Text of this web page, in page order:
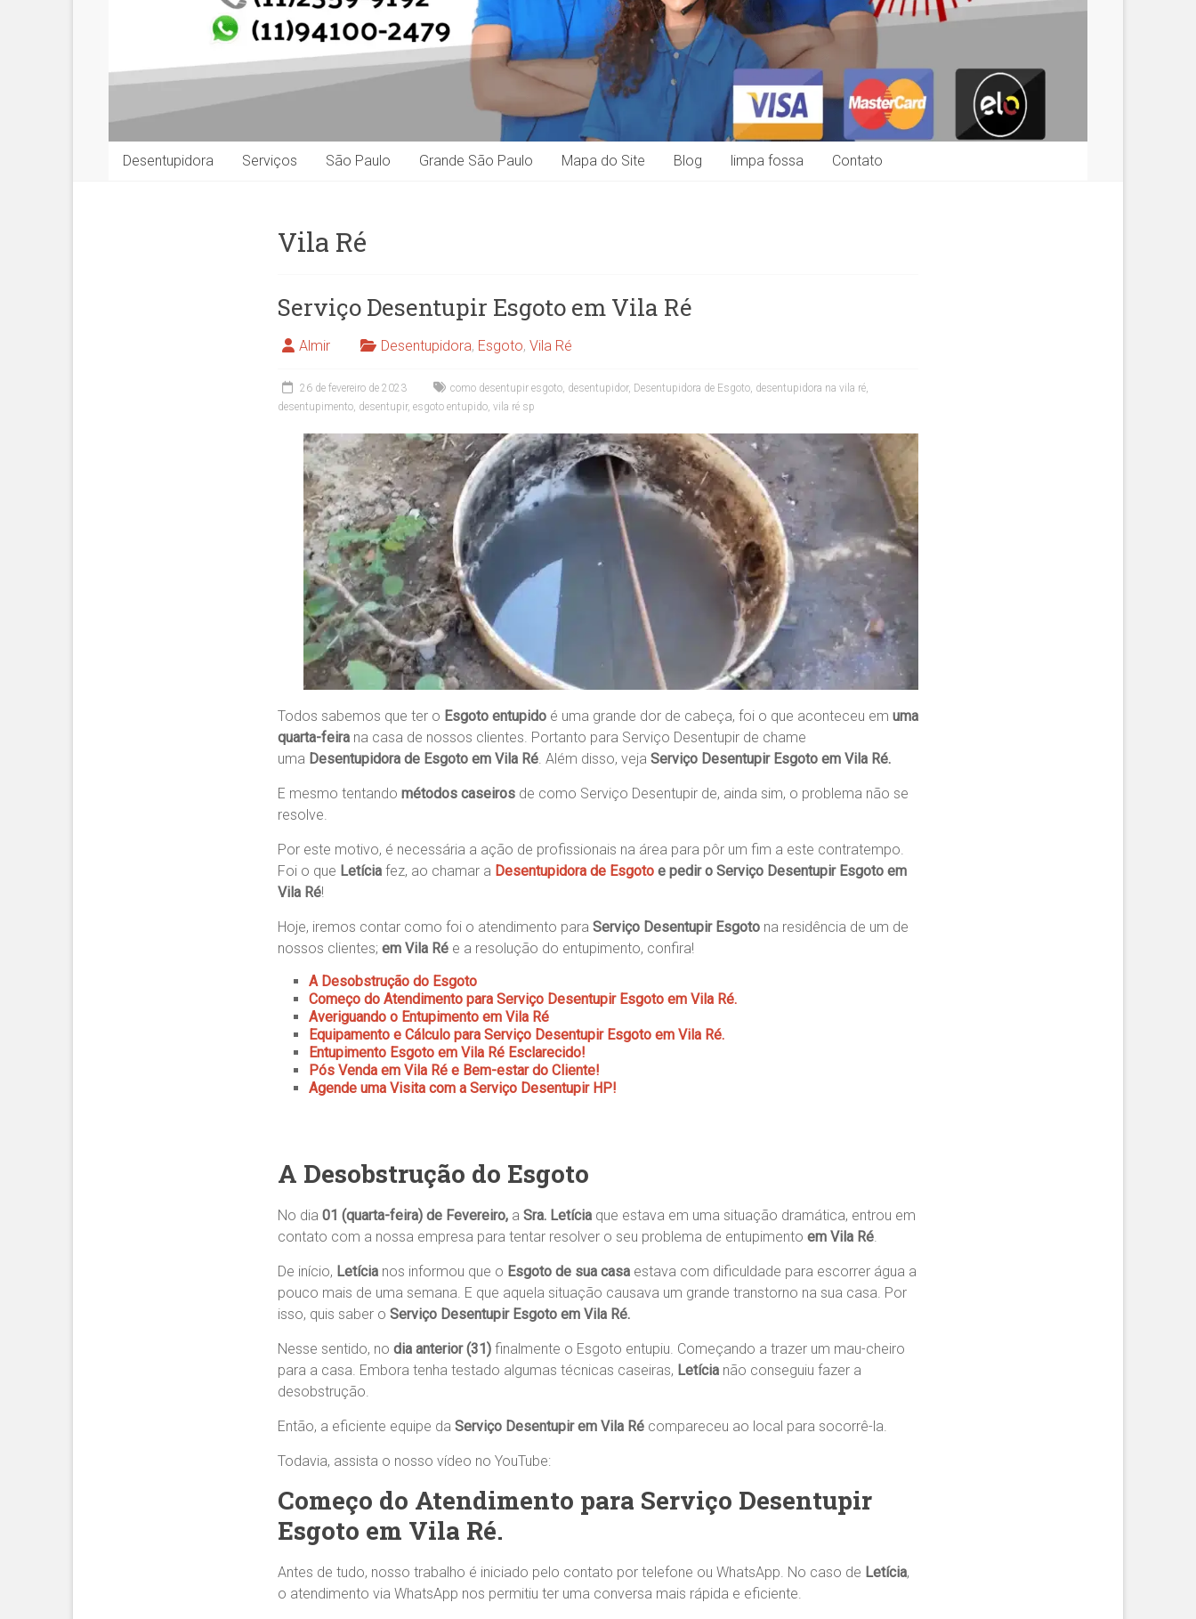
Desentupidora Serviços São Paulo Grande São Paulo Mapa do Site Blog limpa fossa Contato
Vila Ré
Serviço Desentupir Esgoto em Vila Ré
Almir Desentupidora, Esgoto, Vila Ré
26 de fevereiro de 2023 como desentupir esgoto, desentupidor, Desentupidora de Esgoto, desentupidora na vila ré,
desentupimento, desentupir, esgoto entupido, vila ré sp
Todos sabemos que ter o Esgoto entupido é uma grande dor de cabeça, foi o que aconteceu em uma
quarta-feira na casa de nossos clientes. Portanto para Serviço Desentupir de chame
uma Desentupidora de Esgoto em Vila Ré. Além disso, veja Serviço Desentupir Esgoto em Vila Ré.
E mesmo tentando métodos caseiros de como Serviço Desentupir de, ainda sim, o problema não se
resolve.
Por este motivo, é necessária a ação de profissionais na área para pôr um fim a este contratempo.
Foi o que Letícia fez, ao chamar a Desentupidora de Esgoto e pedir o Serviço Desentupir Esgoto em
Vila Ré!
Hoje, iremos contar como foi o atendimento para Serviço Desentupir Esgoto na residência de um de
nossos clientes; em Vila Ré e a resolução do entupimento, confira!
A Desobstrução do Esgoto
Começo do Atendimento para Serviço Desentupir Esgoto em Vila Ré.
Averiguando o Entupimento em Vila Ré
Equipamento e Cálculo para Serviço Desentupir Esgoto em Vila Ré.
Entupimento Esgoto em Vila Ré Esclarecido!
Pós Venda em Vila Ré e Bem-estar do Cliente!
Agende uma Visita com a Serviço Desentupir HP!
A Desobstrução do Esgoto
No dia 01 (quarta-feira) de Fevereiro, a Sra. Letícia que estava em uma situação dramática, entrou em
contato com a nossa empresa para tentar resolver o seu problema de entupimento em Vila Ré.
De início, Letícia nos informou que o Esgoto de sua casa estava com dificuldade para escorrer água a
pouco mais de uma semana. E que aquela situação causava um grande transtorno na sua casa. Por
isso, quis saber o Serviço Desentupir Esgoto em Vila Ré.
Nesse sentido, no dia anterior (31) finalmente o Esgoto entupiu. Começando a trazer um mau-cheiro
para a casa. Embora tenha testado algumas técnicas caseiras, Letícia não conseguiu fazer a
desobstrução.
Então, a eficiente equipe da Serviço Desentupir em Vila Ré compareceu ao local para socorrê-la.
Todavia, assista o nosso vídeo no YouTube:
Começo do Atendimento para Serviço Desentupir
Esgoto em Vila Ré.
Antes de tudo, nosso trabalho é iniciado pelo contato por telefone ou WhatsApp. No caso de Letícia,
o atendimento via WhatsApp nos permitiu ter uma conversa mais rápida e eficiente.